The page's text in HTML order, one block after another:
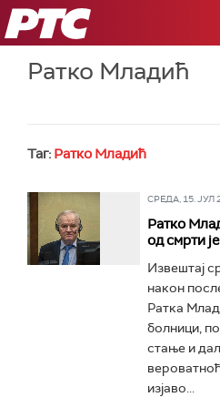
РТС
Ратко Младић
Таг: Ратко Младић
СРЕДА, 15. ЈУЛ
Ратко
од смрти
Извештај
након
Ратка
болници,
стање и
изјаво...